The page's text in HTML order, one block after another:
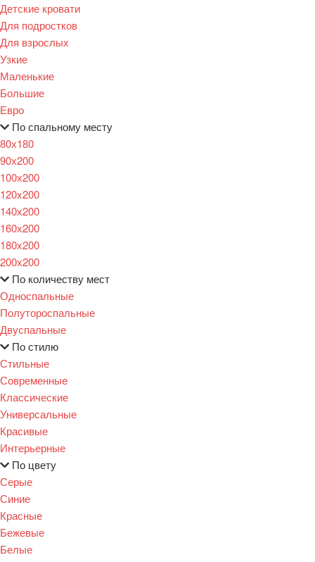
Детские кровати
Для подростков
Для взрослых
Узкие
Маленькие
Большие
Евро
По спальному месту
80х180
90х200
100х200
120x200
140х200
160х200
180х200
200х200
По количеству мест
Односпальные
Полутороспальные
Двуспальные
По стилю
Стильные
Современные
Классические
Универсальные
Красивые
Интерьерные
По цвету
Серые
Синие
Красные
Бежевые
Белые